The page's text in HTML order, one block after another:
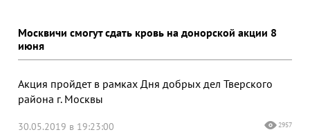
Москвичи смогут сдать кровь на донорской акции 8
июня
Акция пройдет в рамках Дня добрых дел Тверского
района г. Москвы
30.05.2019 в 19:23:00 2957